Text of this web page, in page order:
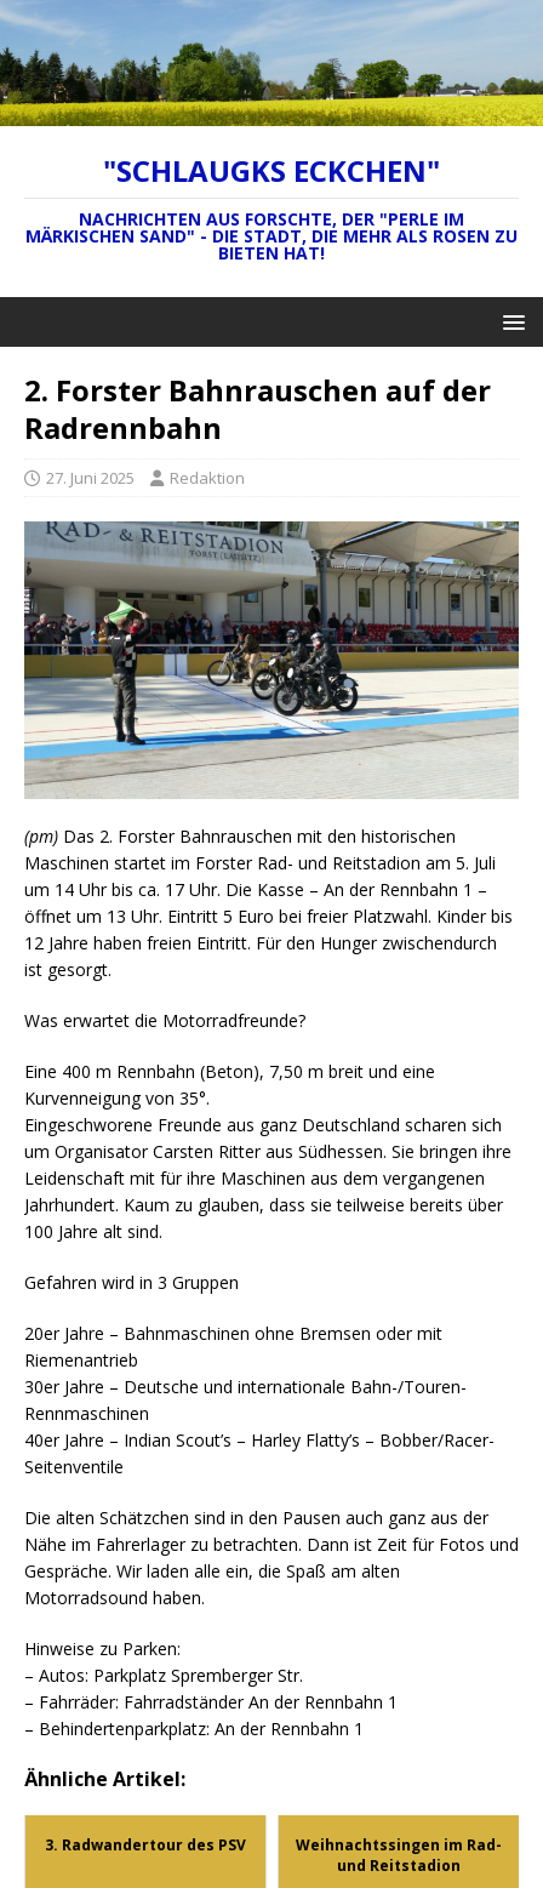
"SCHLAUGKS ECKCHEN"
NACHRICHTEN AUS FORSCHTE, DER "PERLE IM
MÄRKISCHEN SAND" - DIE STADT, DIE MEHR ALS ROSEN ZU
BIETEN HAT!
2. Forster Bahnrauschen auf der
Radrennbahn
27. Juni 2025 Redaktion
(pm) Das 2. Forster Bahnrauschen mit den historischen
Maschinen startet im Forster Rad- und Reitstadion am 5. Juli
um 14 Uhr bis ca. 17 Uhr. Die Kasse – An der Rennbahn 1 –
öffnet um 13 Uhr. Eintritt 5 Euro bei freier Platzwahl. Kinder bis
12 Jahre haben freien Eintritt. Für den Hunger zwischendurch
ist gesorgt.
Was erwartet die Motorradfreunde?
Eine 400 m Rennbahn (Beton), 7,50 m breit und eine
Kurvenneigung von 35°.
Eingeschworene Freunde aus ganz Deutschland scharen sich
um Organisator Carsten Ritter aus Südhessen. Sie bringen ihre
Leidenschaft mit für ihre Maschinen aus dem vergangenen
Jahrhundert. Kaum zu glauben, dass sie teilweise bereits über
100 Jahre alt sind.
Gefahren wird in 3 Gruppen
20er Jahre – Bahnmaschinen ohne Bremsen oder mit
Riemenantrieb
30er Jahre – Deutsche und internationale Bahn-/Touren-
Rennmaschinen
40er Jahre – Indian Scout’s – Harley Flatty’s – Bobber/Racer-
Seitenventile
Die alten Schätzchen sind in den Pausen auch ganz aus der
Nähe im Fahrerlager zu betrachten. Dann ist Zeit für Fotos und
Gespräche. Wir laden alle ein, die Spaß am alten
Motorradsound haben.
Hinweise zu Parken:
– Autos: Parkplatz Spremberger Str.
– Fahrräder: Fahrradständer An der Rennbahn 1
– Behindertenparkplatz: An der Rennbahn 1
Ähnliche Artikel:
3. Radwandertour des PSV
Weihnachtssingen im Rad-
und Reitstadion